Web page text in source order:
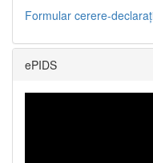
Formular cerere-
ePIDS